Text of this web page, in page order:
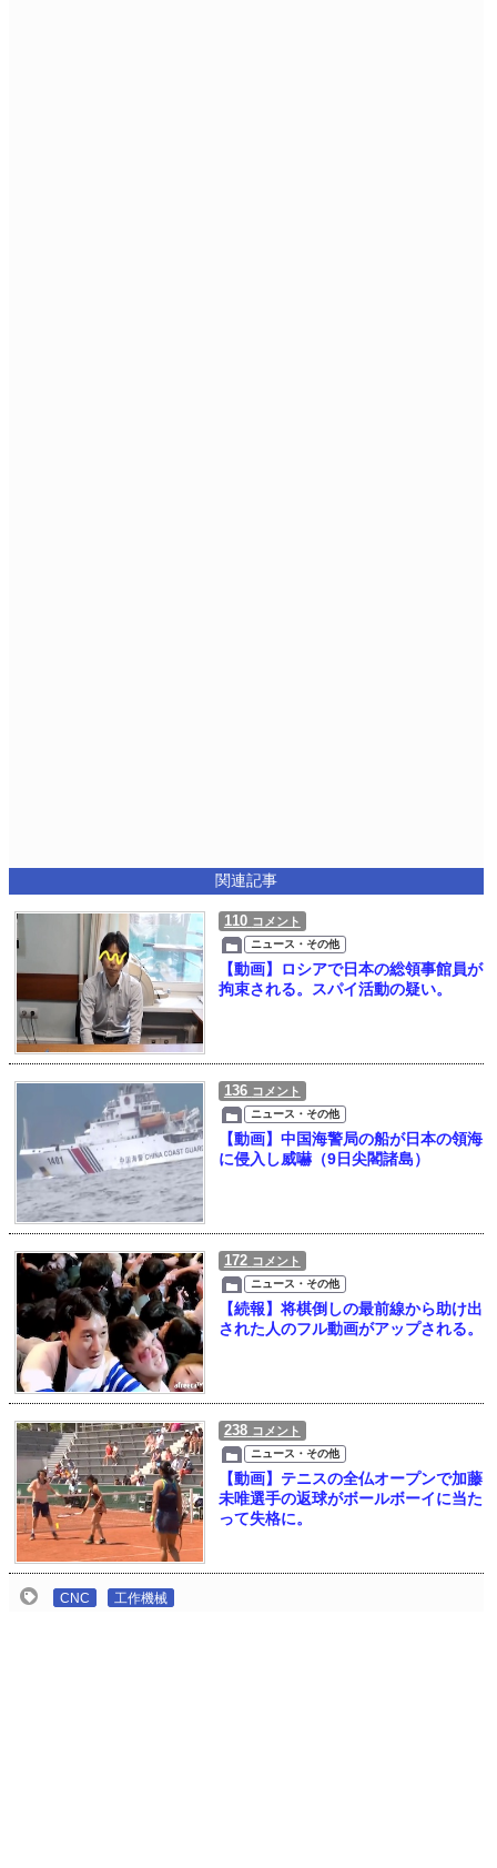
関連記事
110 コメント
ニュース・その他
【動画】ロシアで日本の総領事館員が
拘束される。スパイ活動の疑い。
136 コメント
ニュース・その他
【動画】中国海警局の船が日本の領海
に侵入し威嚇（9日尖閣諸島）
172 コメント
ニュース・その他
【続報】将棋倒しの最前線から助け出
された人のフル動画がアップされる。
238 コメント
ニュース・その他
【動画】テニスの全仏オープンで加藤
未唯選手の返球がボールボーイに当た
って失格に。
CNC 工作機械